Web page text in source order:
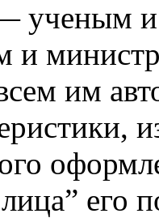
ученым и
и
им
его